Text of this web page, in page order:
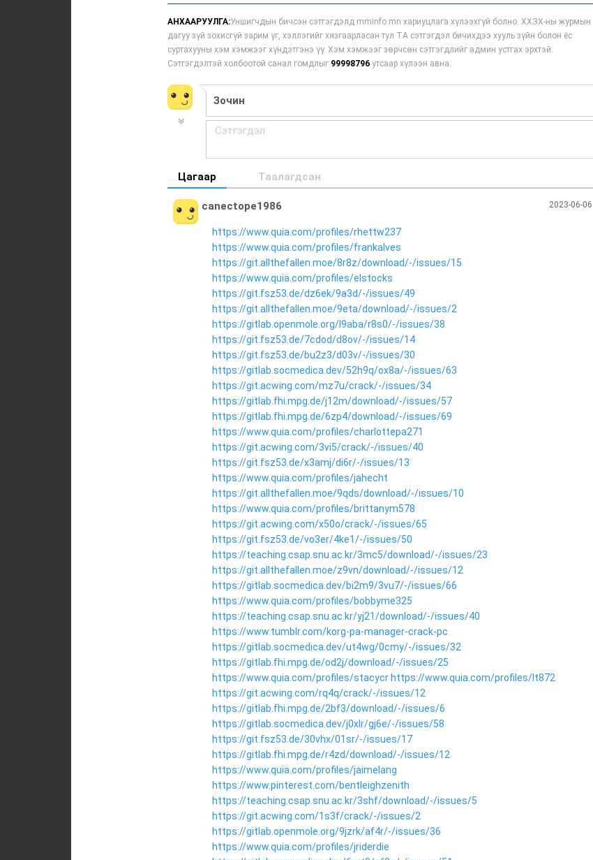
АНХААРУУЛГА:Уншигчдын бичсэн сэтгэгдэлд mminfo.mn хариуцлага хүлээхгүй болно. ХХЗХ-ны журмын
дагуу зүй зохисгүй зарим үг, хэллэгийг хязгаарласан тул ТА сэтгэгдэл бичихдээ хууль зүйн болон ёс
суртахууны хэм хэмжээг хүндэтгэнэ үү. Хэм хэмжээг зөрчсөн сэтгэгдлийг админ устгах эрхтэй.
Сэтгэгдэлтэй холбоотой санал гомдлыг 99998796 утсаар хүлээн авна.
Цагаар Таалагдсан
2023-06-06
canectope1986
https://www.quia.com/profiles/rhettw237
https://www.quia.com/profiles/frankalves
https://git.allthefallen.moe/8r8z/download/-/issues/15
https://www.quia.com/profiles/elstocks
https://git.fsz53.de/dz6ek/9a3d/-/issues/49
https://git.allthefallen.moe/9eta/download/-/issues/2
https://gitlab.openmole.org/l9aba/r8s0/-/issues/38
https://git.fsz53.de/7cdod/d8ov/-/issues/14
https://git.fsz53.de/bu2z3/d03v/-/issues/30
https://gitlab.socmedica.dev/52h9q/ox8a/-/issues/63
https://git.acwing.com/mz7u/crack/-/issues/34
https://gitlab.fhi.mpg.de/j12m/download/-/issues/57
https://gitlab.fhi.mpg.de/6zp4/download/-/issues/69
https://www.quia.com/profiles/charlottepa271
https://git.acwing.com/3vi5/crack/-/issues/40
https://git.fsz53.de/x3amj/di6r/-/issues/13
https://www.quia.com/profiles/jahecht
https://git.allthefallen.moe/9qds/download/-/issues/10
https://www.quia.com/profiles/brittanym578
https://git.acwing.com/x50o/crack/-/issues/65
https://git.fsz53.de/vo3er/4ke1/-/issues/50
https://teaching.csap.snu.ac.kr/3mc5/download/-/issues/23
https://git.allthefallen.moe/z9vn/download/-/issues/12
https://gitlab.socmedica.dev/bi2m9/3vu7/-/issues/66
https://www.quia.com/profiles/bobbyme325
https://teaching.csap.snu.ac.kr/yj21/download/-/issues/40
https://www.tumblr.com/korg-pa-manager-crack-pc
https://gitlab.socmedica.dev/ut4wg/0cmy/-/issues/32
https://gitlab.fhi.mpg.de/od2j/download/-/issues/25
https://www.quia.com/profiles/stacycr https://www.quia.com/profiles/lt872
https://git.acwing.com/rq4q/crack/-/issues/12
https://gitlab.fhi.mpg.de/2bf3/download/-/issues/6
https://gitlab.socmedica.dev/j0xlr/gj6e/-/issues/58
https://git.fsz53.de/30vhx/01sr/-/issues/17
https://gitlab.fhi.mpg.de/r4zd/download/-/issues/12
https://www.quia.com/profiles/jaimelang
https://www.pinterest.com/bentleighzenith
https://teaching.csap.snu.ac.kr/3shf/download/-/issues/5
https://git.acwing.com/1s3f/crack/-/issues/2
https://gitlab.openmole.org/9jzrk/af4r/-/issues/36
https://www.quia.com/profiles/jriderdie